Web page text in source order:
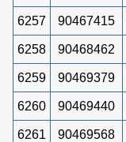
6257 90467415
6258 90468462
6259 90469379
6260 90469440
6261 90469568